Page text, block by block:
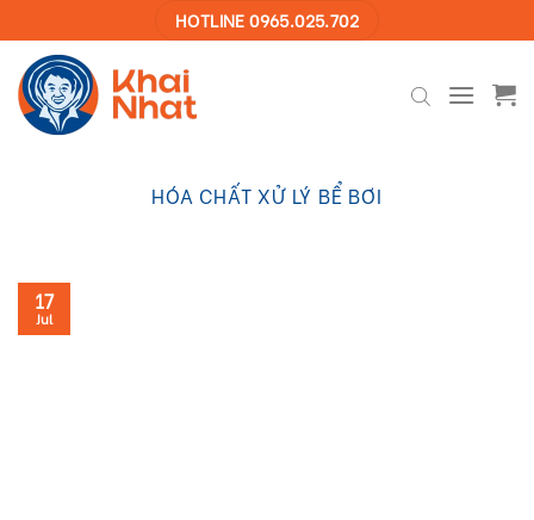
to
content
HOTLINE 0965.025.702
HÓA CHẤT XỬ LÝ BỂ BƠI
17
Jul